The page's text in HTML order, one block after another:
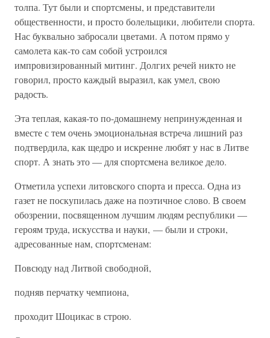
толпа. Тут были и спортсмены, и представители
общественности, и просто болельщики, любители спорта.
Нас буквально забросали цветами. А потом прямо у
самолета как-то сам собой устроился
импровизированный митинг. Долгих речей никто не
говорил, просто каждый выразил, как умел, свою
радость.
Эта теплая, какая-то по-домашнему непринужденная и
вместе с тем очень эмоциональная встреча лишний раз
подтвердила, как щедро и искренне любят у нас в Литве
спорт. А знать это — для спортсмена великое дело.
Отметила успехи литовского спорта и пресса. Одна из
газет не поскупилась даже на поэтичное слово. В своем
обозрении, посвященном лучшим людям республики —
героям труда, искусства и науки, — были и строки,
адресованные нам, спортсменам:
Повсюду над Литвой свободной,
подняв перчатку чемпиона,
проходит Шоцикас в строю.